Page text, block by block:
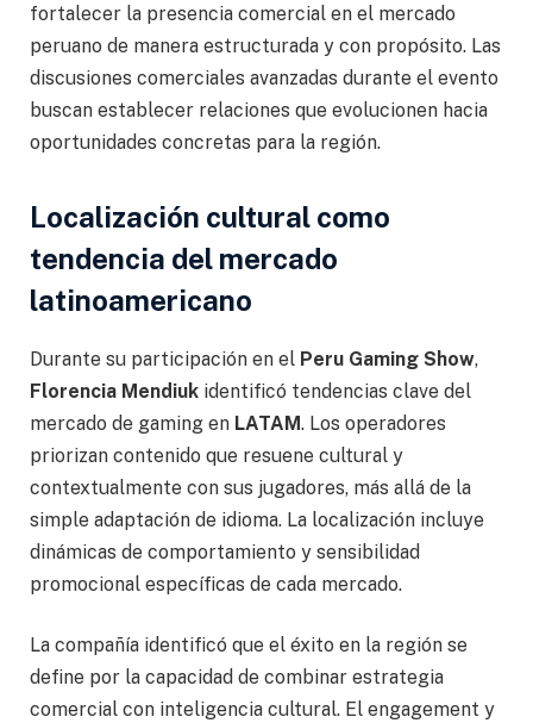
fortalecer la presencia comercial en el mercado
peruano de manera estructurada y con propósito. Las
discusiones comerciales avanzadas durante el evento
buscan establecer relaciones que evolucionen hacia
oportunidades concretas para la región.
Localización cultural como
tendencia del mercado
latinoamericano
Durante su participación en el Peru Gaming Show,
Florencia Mendiuk identificó tendencias clave del
mercado de gaming en LATAM. Los operadores
priorizan contenido que resuene cultural y
contextualmente con sus jugadores, más allá de la
simple adaptación de idioma. La localización incluye
dinámicas de comportamiento y sensibilidad
promocional específicas de cada mercado.
La compañía identificó que el éxito en la región se
define por la capacidad de combinar estrategia
comercial con inteligencia cultural. El engagement y